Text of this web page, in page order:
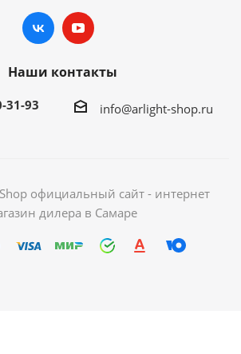
Наши контакты
31-93 info@arlight-shop.ru
официальный сайт - интернет
дилера в Самаре